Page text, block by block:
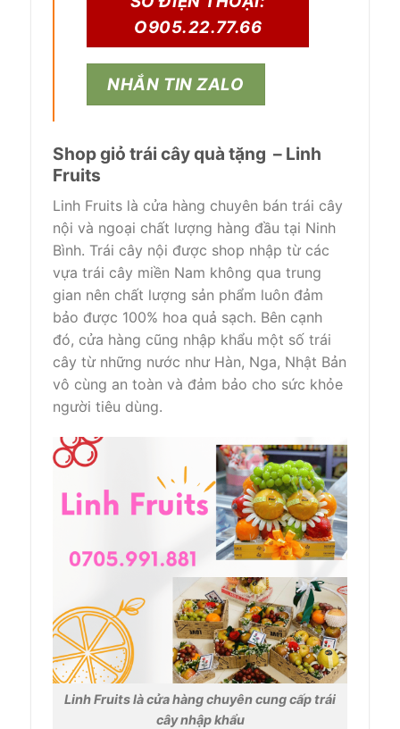
O905.22.77.66
NHẮN TIN ZALO
Shop giỏ trái cây quà tặng – Linh
Fruits
Linh Fruits là cửa hàng chuyên bán trái cây
nội và ngoại chất lượng hàng đầu tại Ninh
Bình. Trái cây nội được shop nhập từ các
vựa trái cây miền Nam không qua trung
gian nên chất lượng sản phẩm luôn đảm
bảo được 100% hoa quả sạch. Bên cạnh
đó, cửa hàng cũng nhập khẩu một số trái
cây từ những nước như Hàn, Nga, Nhật Bản
vô cùng an toàn và đảm bảo cho sức khỏe
người tiêu dùng.
Linh Fruits là cửa hàng chuyên cung cấp trái
cây nhập khẩu